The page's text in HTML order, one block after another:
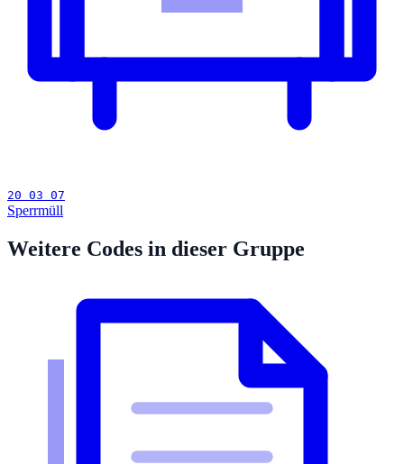
20 03 07
Sperrmüll
Weitere Codes in dieser Gruppe